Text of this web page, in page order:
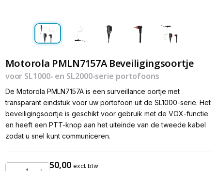
Motorola PMLN7157A Beveiligingsoortje
voor SL1000- en SL2000-serie portofoons
De Motorola PMLN7157A is een surveillance oortje met
transparant eindstuk voor uw portofoon uit de SL1000-serie. Het
beveiligingsoortje is geschikt voor gebruik met de VOX-functie
en heeft een PTT-knop aan het uiteinde van de tweede kabel
zodat u snel kunt communiceren.
50,00 excl. btw